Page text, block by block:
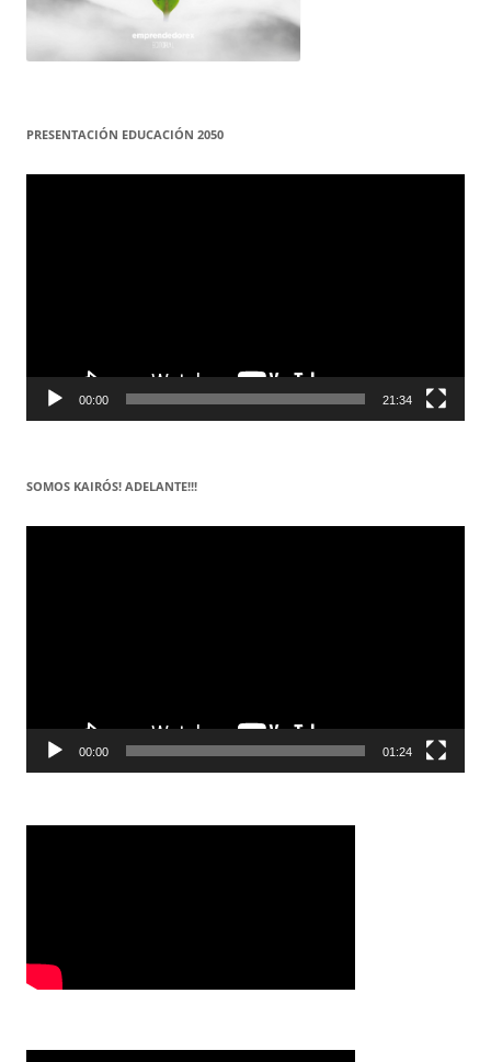
PRESENTACIÓN EDUCACIÓN 2050
Reproductor
00:00 21:34
SOMOS KAIRÓS! ADELANTE!!!
Reproductor
00:00 01:24